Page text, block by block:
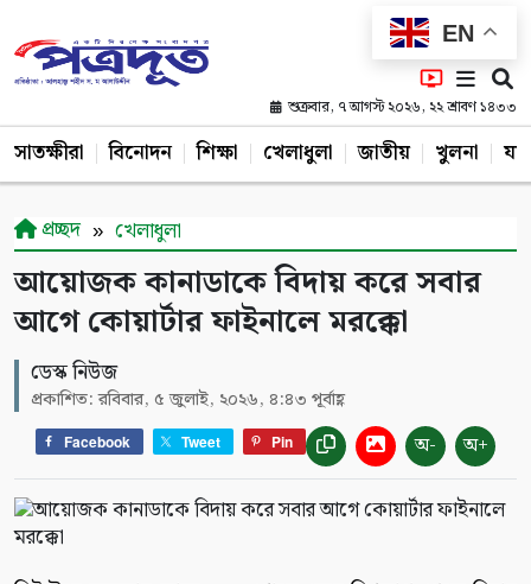
EN
শুক্রবার, ৭ আগস্ট ২০২৬, ২২ শ্রাবণ ১৪৩৩
সাতক্ষীরা বিনোদন শিক্ষা খেলাধুলা জাতীয় খুলনা
প্রচ্ছদ খেলাধুলা
আয়োজক কানাডাকে বিদায় করে সবার
আগে কোয়ার্টার ফাইনালে মরক্কো
ডেস্ক নিউজ
প্রকাশিত: রবিবার, ৫ জুলাই, ২০২৬, ৪:৪৩ পূর্বাহ্ণ
Facebook Tweet Pin অ- অ+